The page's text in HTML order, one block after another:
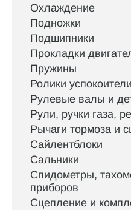
Охлаждение
Подножки
Подшипники
Прокладки
Пружины
Ролики
Рулевые валы и
Рули, ручки газа,
Рычаги тормоза и
Сайлентблоки
Сальники
Спидометры,
приборов
Сцепление и